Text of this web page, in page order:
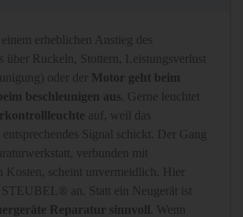
erheblichen Anstieg des
über Ruckeln, Stottern, Leistungsverlust
oder der
Motor geht beim
beschleunigen aus . Gerne leuchtet
auf, weil das
entsprechendes Signal schickt. Der Gang
verbunden mit
Kosten, scheint unvermeidlich. Hier
an. Statt ein Neugerät ist
Reparatur sinnvoll . Wenn